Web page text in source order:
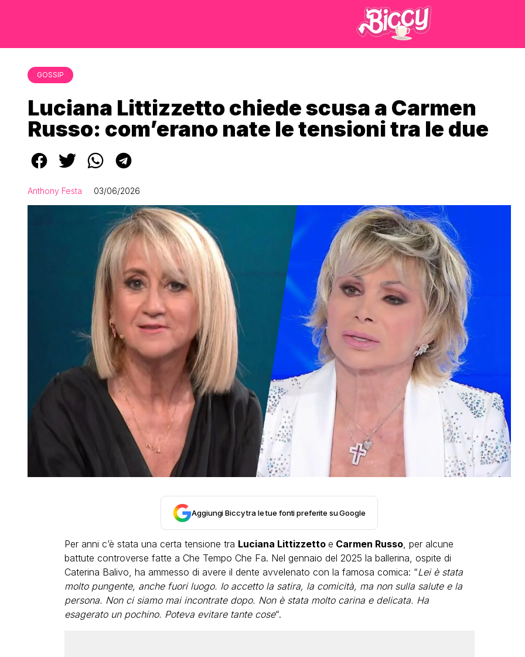
GOSSIP
Luciana Littizzetto chiede scusa a Carmen
Russo: com’erano nate le tensioni tra le due
Anthony Festa 03/06/2026
Aggiungi Biccy tra le tue fonti preferite su Google
Per anni c’è stata una certa tensione tra Luciana Littizzetto e Carmen Russo, per alcune
battute controverse fatte a Che Tempo Che Fa. Nel gennaio del 2025 la ballerina, ospite di
Caterina Balivo, ha ammesso di avere il dente avvelenato con la famosa comica: “Lei è stata
molto pungente, anche fuori luogo. Io accetto la satira, la comicità, ma non sulla salute e la
persona. Non ci siamo mai incontrate dopo. Non è stata molto carina e delicata. Ha
esagerato un pochino. Poteva evitare tante cose“.